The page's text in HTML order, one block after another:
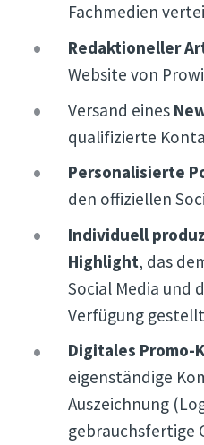
Fachmedien
Redaktioneller
Website von
Versand eines
qualifizierte
Personalisierte
den offiziellen
Individuell
Highlight, das
Social Media und
Verfügung
Digitales Promo-
eigenständige
Auszeichnung
gebrauchsfertige